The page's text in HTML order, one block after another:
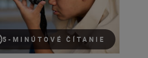
5-MINÚTOVÉ ČÍTANIE